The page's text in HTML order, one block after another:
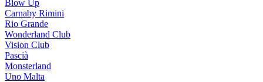
Blow Up
Carnaby Rimini
Rio Grande
Wonderland Club
Vision Club
Pascià
Monsterland
Uno Malta